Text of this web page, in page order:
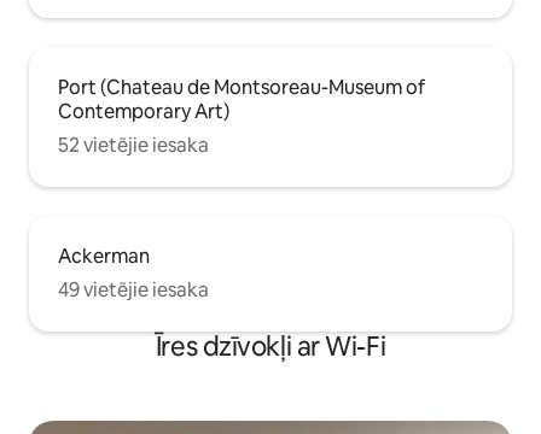
Port (Chateau de Montsoreau-Museum of
Contemporary Art)
52 vietējie iesaka
Ackerman
49 vietējie iesaka
Īres dzīvokļi ar Wi-Fi